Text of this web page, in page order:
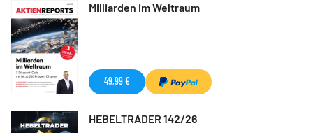
Milliarden im Weltraum
49,99 €
HEBELTRADER 142/26